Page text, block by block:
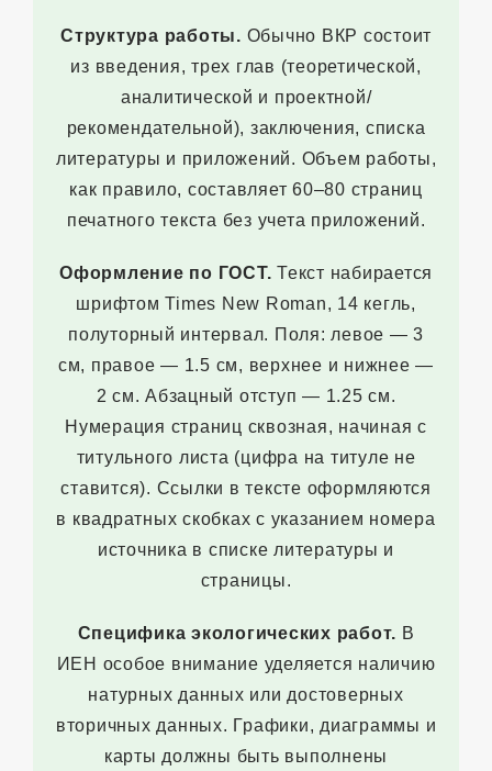
Структура работы. Обычно ВКР состоит
из введения, трех глав (теоретической,
аналитической и проектной/
рекомендательной), заключения, списка
литературы и приложений. Объем работы,
как правило, составляет 60–80 страниц
печатного текста без учета приложений.
Оформление по ГОСТ. Текст набирается
шрифтом Times New Roman, 14 кегль,
полуторный интервал. Поля: левое — 3
см, правое — 1.5 см, верхнее и нижнее —
2 см. Абзацный отступ — 1.25 см.
Нумерация страниц сквозная, начиная с
титульного листа (цифра на титуле не
ставится). Ссылки в тексте оформляются
в квадратных скобках с указанием номера
источника в списке литературы и
страницы.
Специфика экологических работ. В
ИЕН особое внимание уделяется наличию
натурных данных или достоверных
вторичных данных. Графики, диаграммы и
карты должны быть выполнены